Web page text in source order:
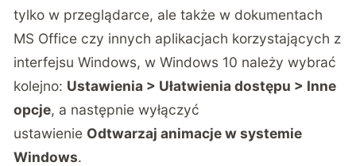
tylko w przeglądarce, ale także w dokumentach
MS Office czy innych aplikacjach korzystających z
interfejsu Windows, w Windows 10 należy wybrać
kolejno: Ustawienia > Ułatwienia dostępu > Inne
opcje, a następnie wyłączyć
ustawienie Odtwarzaj animacje w systemie
Windows.